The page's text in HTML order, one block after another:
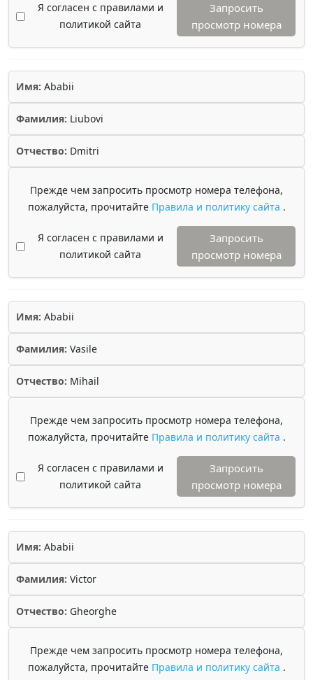
Я согласен с правилами и
политикой сайта
Запросить
просмотр номера
Имя: Ababii
Фамилия: Liubovi
Отчество: Dmitri
Прежде чем запросить просмотр номера телефона,
пожалуйста, прочитайте Правила и политику сайта .
Я согласен с правилами и
политикой сайта
Запросить
просмотр номера
Имя: Ababii
Фамилия: Vasile
Отчество: Mihail
Прежде чем запросить просмотр номера телефона,
пожалуйста, прочитайте Правила и политику сайта .
Я согласен с правилами и
политикой сайта
Запросить
просмотр номера
Имя: Ababii
Фамилия: Victor
Отчество: Gheorghe
Прежде чем запросить просмотр номера телефона,
пожалуйста, прочитайте Правила и политику сайта .